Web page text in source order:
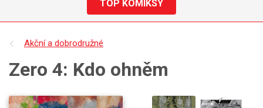
TOP KOMIKSY
Akční a dobrodružné
Zero 4: Kdo ohněm